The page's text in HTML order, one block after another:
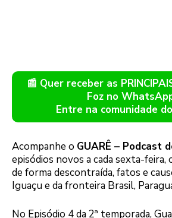
📰 Quer receber as
Foz no
Entre na comunidade
Acompanhe o GUARÊ – Podcast
episódios novos a cada sexta-
de forma descontraída, fatos e
Iguaçu e da fronteira Brasil,
No Episódio 4 da 2ª temporada,